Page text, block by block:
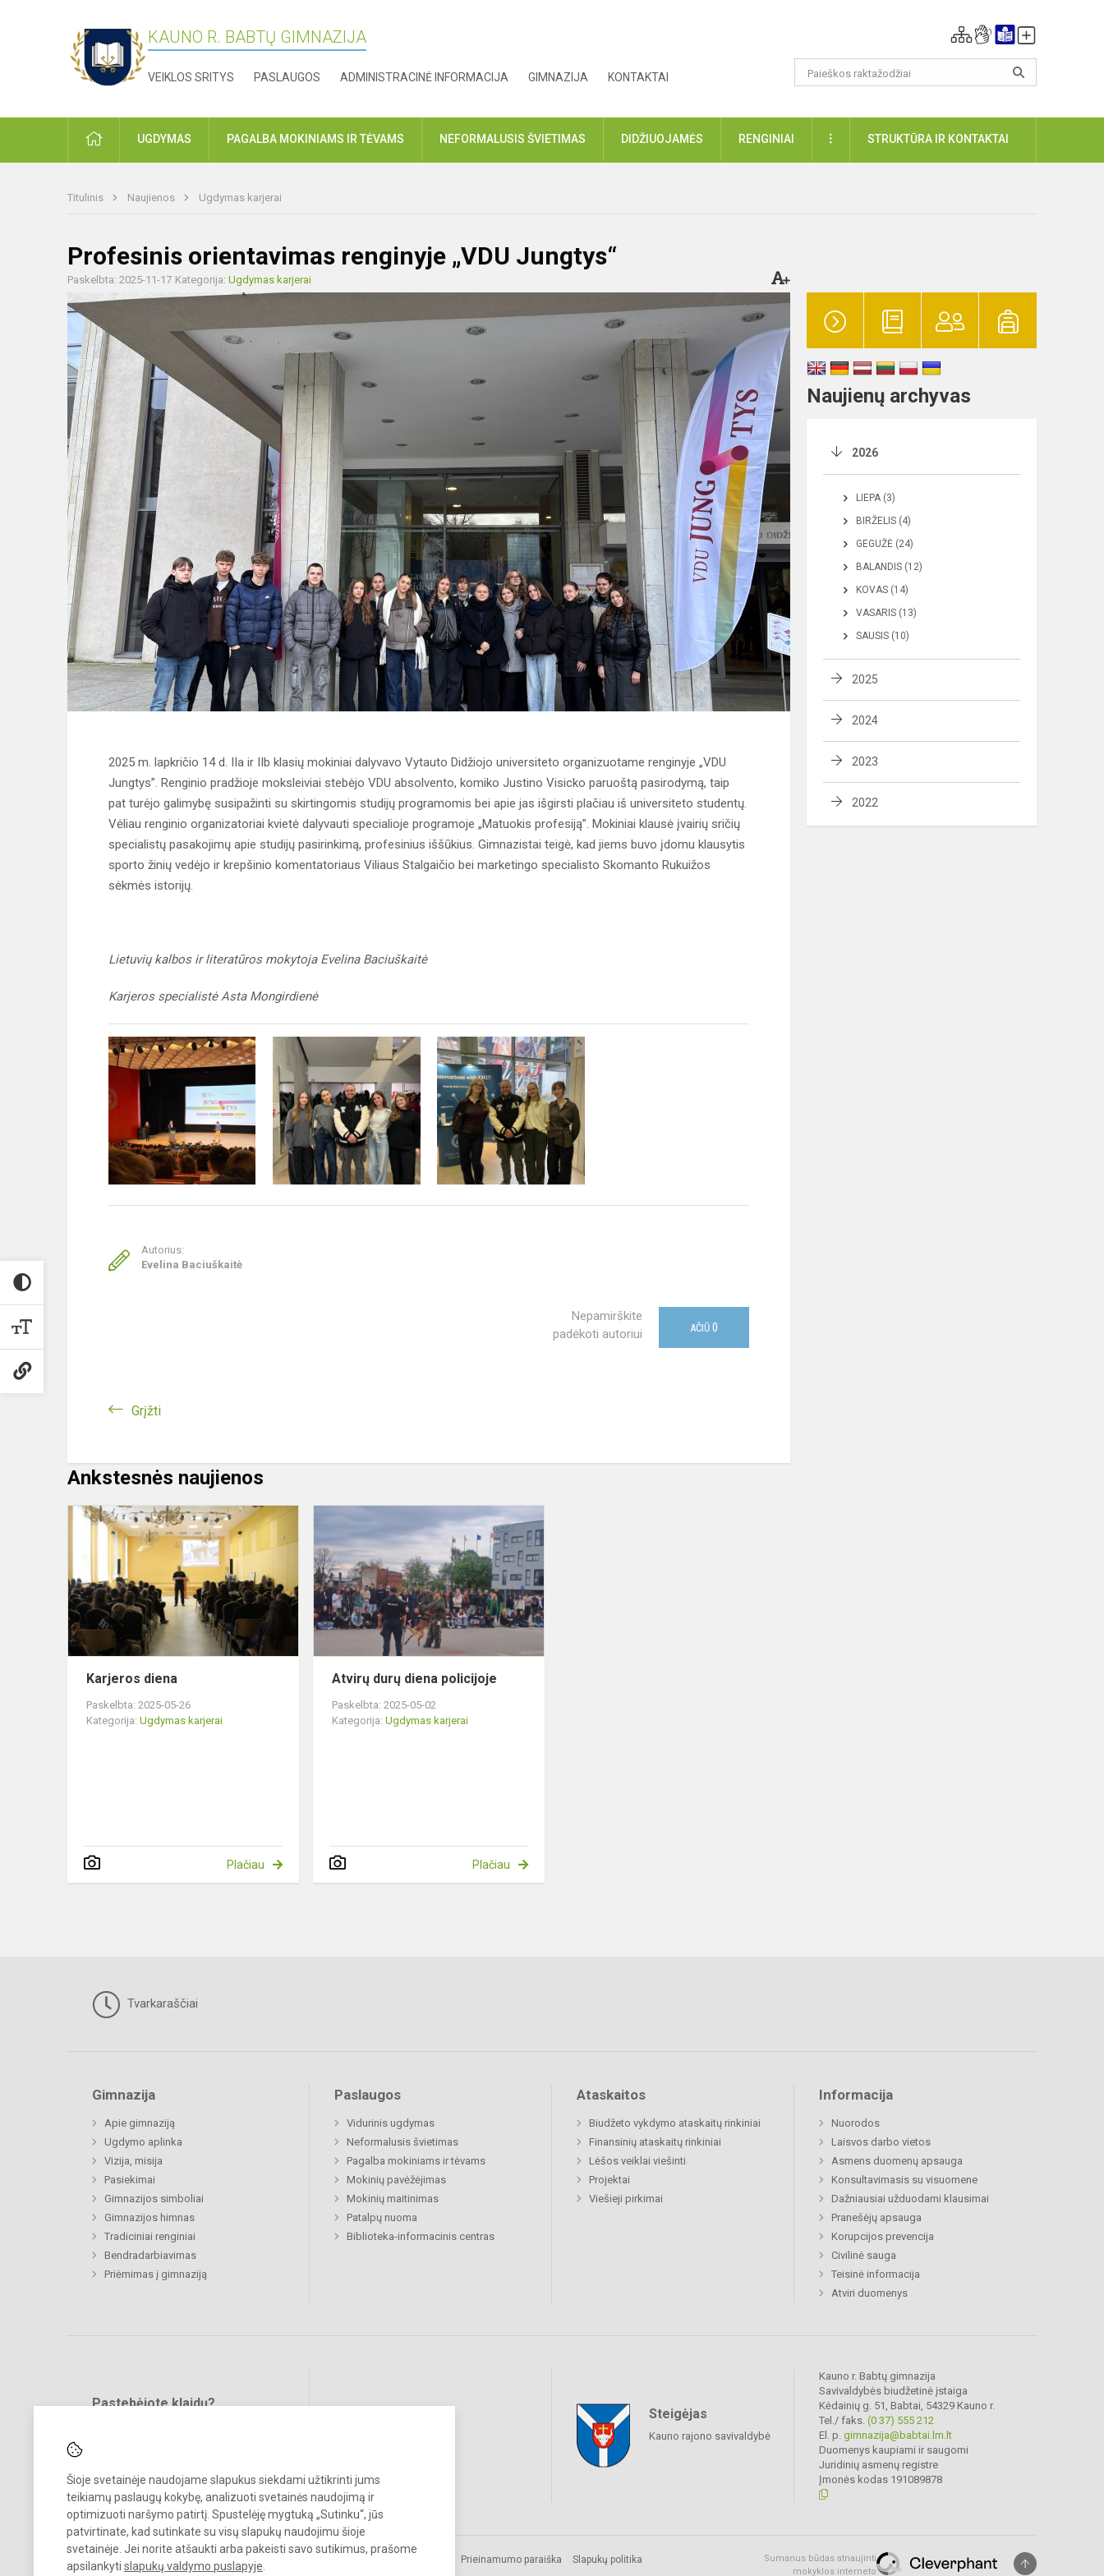
Šioje svetainėje naudojame slapukus siekdami užtikrinti jums
teikiamų paslaugų kokybę, analizuoti svetainės naudojimą ir
optimizuoti naršymo patirtį. Spustelėję mygtuką „Sutinku“, jūs
patvirtinate, kad sutinkate su visų slapukų naudojimu šioje
svetainėje. Jei norite atšaukti arba pakeisti savo sutikimus, prašome
apsilankyti slapukų valdymo puslapyje
KAUNO R. BABTŲ GIMNAZIJA
VEIKLOS SRITYS PASLAUGOS ADMINISTRACINĖ INFORMACIJA GIMNAZIJA KONTAKTAI
PRADŽIAUGDYMAS PAGALBA MOKINIAMS IR TĖVAMS NEFORMALUSIS ŠVIETIMAS DIDŽIUOJAMĖS RENGINIAI DAUGIAUSTRUKTŪRA IR KONTAKTAI
Titulinis Naujienos Ugdymas karjerai
Profesinis orientavimas renginyje „VDU Jungtys“
Paskelbta: 2025-11-17 Kategorija: Ugdymas karjerai
2025 m. lapkričio 14 d. IIa ir IIb klasių mokiniai dalyvavo Vytauto Didžiojo universiteto organizuotame renginyje „VDU
Jungtys”. Renginio pradžioje moksleiviai stebėjo VDU absolvento, komiko Justino Visicko paruoštą pasirodymą, taip
pat turėjo galimybę susipažinti su skirtingomis studijų programomis bei apie jas išgirsti plačiau iš universiteto studentų.
Vėliau renginio organizatoriai kvietė dalyvauti specialioje programoje „Matuokis profesiją”. Mokiniai klausė įvairių sričių
specialistų pasakojimų apie studijų pasirinkimą, profesinius iššūkius. Gimnazistai teigė, kad jiems buvo įdomu klausytis
sporto žinių vedėjo ir krepšinio komentatoriaus Viliaus Stalgaičio bei marketingo specialisto Skomanto Rukuižos
sėkmės istorijų.
Lietuvių kalbos ir literatūros mokytoja Evelina Baciuškaitė
Karjeros specialistė Asta Mongirdienė
Autorius:
Evelina Baciuškaitė
Nepamirškite
padėkoti autoriui
AČIŪ 0
Grįžti
Ankstesnės naujienos
Karjeros diena
Paskelbta: 2025-05-26
Kategorija: Ugdymas karjerai
Plačiau
durų
policijoje
Atvirų durų diena policijoje
Paskelbta: 2025-05-02
Kategorija:Ugdymas karjerai
Plačiau
Naujienų archyvas
2026
LIEPA (3)
BIRŽELIS (4)
GEGUŽĖ (24)
BALANDIS (12)
KOVAS (14)
VASARIS (13)
SAUSIS (10)
2025
2024
2023
2022
Tvarkaraščiai
Gimnazija
Apie gimnaziją
Ugdymo aplinka
Vizija, misija
Pasiekimai
Gimnazijos simboliai
Gimnazijos himnas
Tradiciniai renginiai
Bendradarbiavimas
Priėmimas į gimnaziją
Paslaugos
Vidurinis ugdymas
Neformalusis švietimas
Pagalba mokiniams ir tėvams
Mokinių pavėžėjimas
Mokinių maitinimas
Patalpų nuoma
Biblioteka-informacinis centras
Ataskaitos
Biudžeto vykdymo ataskaitų rinkiniai
Finansinių ataskaitų rinkiniai
Lėšos veiklai viešinti
Projektai
Viešieji pirkimai
Informacija
Nuorodos
Laisvos darbo vietos
Asmens duomenų apsauga
Konsultavimasis su visuomene
Dažniausiai užduodami klausimai
Pranešėjų apsauga
Korupcijos prevencija
Civilinė sauga
Teisinė informacija
Atviri duomenys
Pastebėjote klaidų?
Steigėjas
Kauno rajono savivaldybė
Kauno r. Babtų gimnazija
Savivaldybės biudžetinė įstaiga
Kėdainių g. 51, Babtai, 54329 Kauno r.
Tel./ faks. (0 37) 555 212
El. p. gimnazija@babtai.lm.lt
Duomenys kaupiami ir saugomi
Juridinių asmenų registre
Įmonės kodas 191089878
© 2025. Kauno r. Babtų gimnazija. Visos teisės saugomos.
Kopijuoti turinį be raštiško gimnazijos sutikimo griežtai draudžiama.
Prieinamumo paraiška Slapukų politika
Sumanus būdas atnaujinti
mokyklos interneto